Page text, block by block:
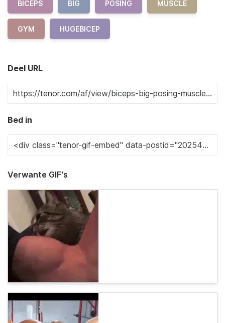
BICEPS BIG POSING MUSCLE
GYM HUGEBICEP
Deel URL
Bed in
Verwante GIF's